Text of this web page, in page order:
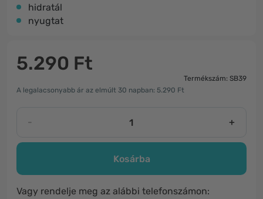
hidratál
nyugtat
5.290 Ft
Termékszám: SB39
A legalacsonyabb ár az elmúlt 30 napban: 5.290 Ft
- +
Kosárba
Vagy rendelje meg az alábbi telefonszámon: